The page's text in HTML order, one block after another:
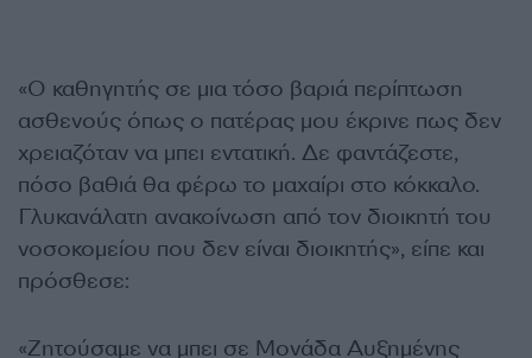
«Ο καθηγητής σε μια τόσο βαριά περίπτωση
ασθενούς όπως ο πατέρας μου έκρινε πως δεν
χρειαζόταν να μπει εντατική. Δε φαντάζεστε,
πόσο βαθιά θα φέρω το μαχαίρι στο κόκκαλο.
Γλυκανάλατη ανακοίνωση από τον διοικητή του
νοσοκομείου που δεν είναι διοικητής», είπε και
πρόσθεσε:
«Ζητούσαμε να μπει σε Μονάδα Αυξημένης